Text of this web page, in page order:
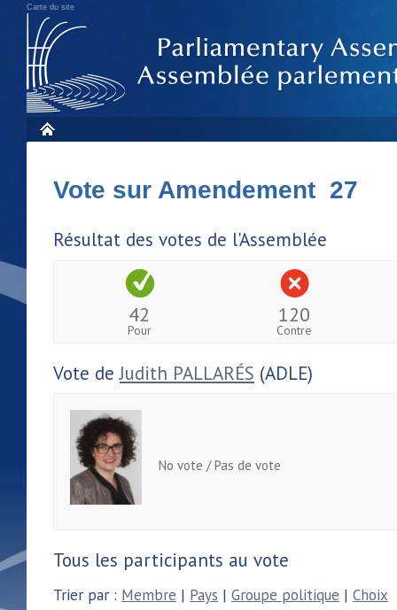
Carte du site
Vote sur Amendement 27
Résultat des votes de l'Assemblée
42
Pour
120
Contre
Vote deJudith PALLARÉS (ADLE)
No vote / Pas de vote
Tous les participants au vote
Trier par : Membre | Pays | Groupe politique | Choix